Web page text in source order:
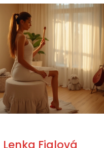
Lenka Fialová